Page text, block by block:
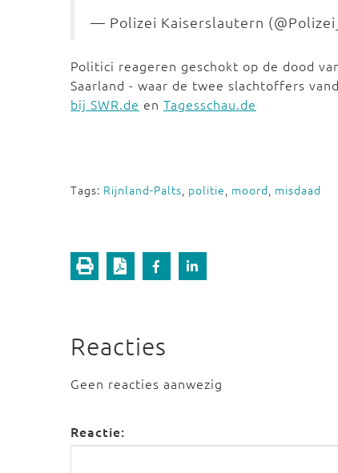
— Polizei Kaiserslautern
Politici reageren geschokt op de dood
Saarland - waar de twee slachtoffers
bij SWR.de en Tagesschau.de
Tags: Rijnland-Palts, politie, moord, misdaad
Reacties
Geen reacties aanwezig
Reactie: